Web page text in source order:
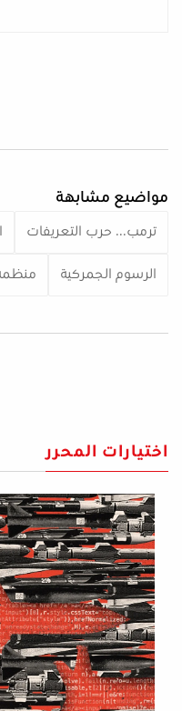
مواضيع مشابهة
ترمب... حرب التعريفات
الرسوم الجمركية منظمة
اختيارات المحرر